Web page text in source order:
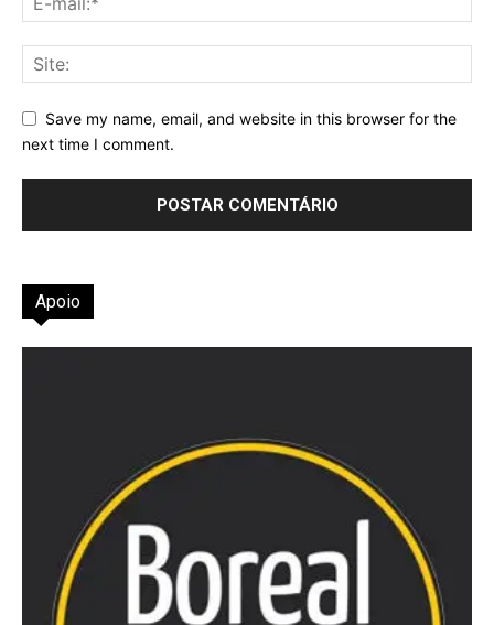
Save my name, email, and website in this browser for the
next time I comment.
Apoio